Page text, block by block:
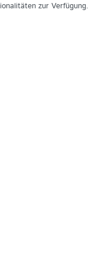
zur Verfügung.